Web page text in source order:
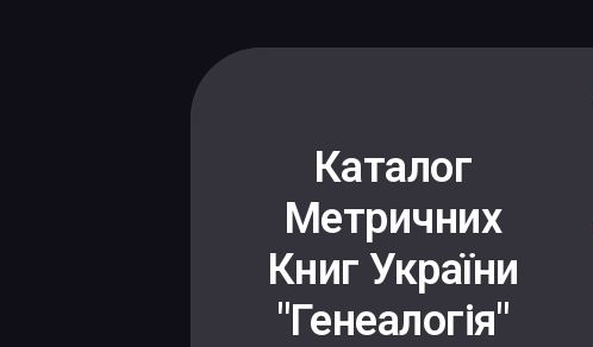
Каталог
Метричних
Книг України
"Генеалогія"